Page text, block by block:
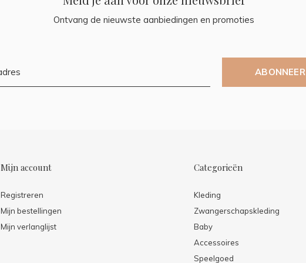
Ontvang de nieuwste aanbiedingen en promoties
ABONNEER
Mijn account
Registreren
Mijn bestellingen
Mijn verlanglijst
Categorieën
Kleding
Zwangerschapskleding
Baby
Accessoires
Speelgoed